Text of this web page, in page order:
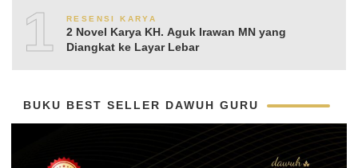
10RESENSI KARYA
2 Novel Karya KH. Aguk Irawan MN yang
Diangkat ke Layar Lebar
BUKU BEST SELLER DAWUH GURU